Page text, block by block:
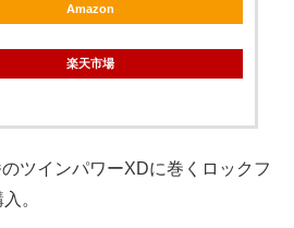
Amazon
楽天市場
ツインパワーXDに巻くロックフ
。